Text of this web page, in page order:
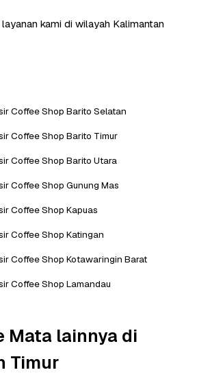
kami di wilayah Kalimantan
Coffee Shop Barito Selatan
Coffee Shop Barito Timur
Coffee Shop Barito Utara
Coffee Shop Gunung Mas
Coffee Shop Kapuas
Coffee Shop Katingan
Coffee Shop Kotawaringin Barat
Coffee Shop Lamandau
Mata lainnya di
Timur